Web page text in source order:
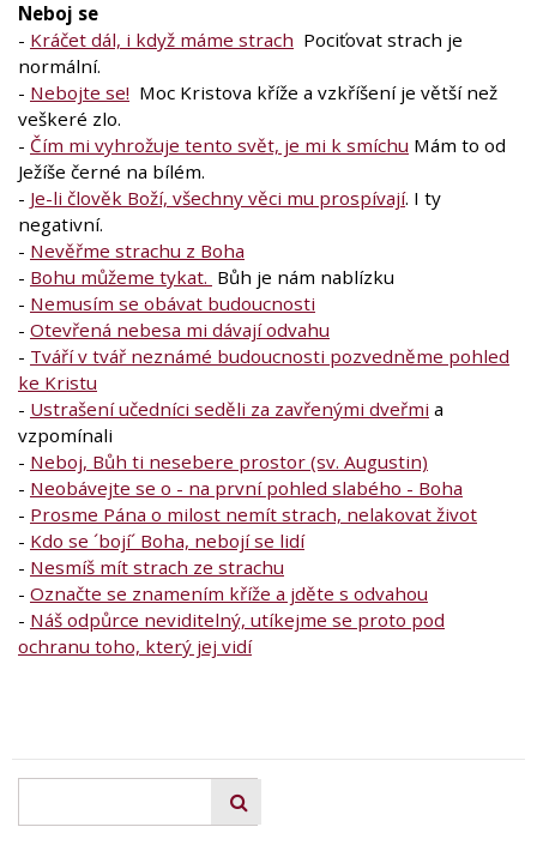
Neboj se
- Kráčet dál, i když máme strach Pociťovat strach je
normální.
- Nebojte se! Moc Kristova kříže a vzkříšení je větší než
veškeré zlo.
- Čím mi vyhrožuje tento svět, je mi k smíchu Mám to od
Ježíše černé na bílém.
- Je-li člověk Boží, všechny věci mu prospívají. I ty
negativní.
- Nevěřme strachu z Boha
- Bohu můžeme tykat. Bůh je nám nablízku
- Nemusím se obávat budoucnosti
- Otevřená nebesa mi dávají odvahu
- Tváří v tvář neznámé budoucnosti pozvedněme pohled
ke Kristu
- Ustrašení učedníci seděli za zavřenými dveřmi a
vzpomínali
- Neboj, Bůh ti nesebere prostor (sv. Augustin)
- Neobávejte se o - na první pohled slabého - Boha
- Prosme Pána o milost nemít strach, nelakovat život
- Kdo se ´bojí´ Boha, nebojí se lidí
- Nesmíš mít strach ze strachu
- Označte se znamením kříže a jděte s odvahou
- Náš odpůrce neviditelný, utíkejme se proto pod
ochranu toho, který jej vidí